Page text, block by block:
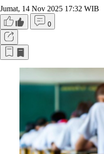
Jumat, 14 Nov 2025 17:32 WIB
0